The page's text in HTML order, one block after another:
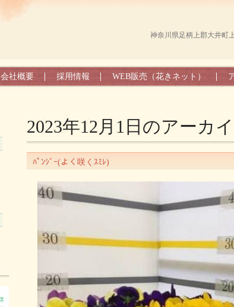
神奈川県足柄上郡大井町
会社概要 採用情報 WEB販売（花きネット）
2023年12月1日 のアーカ
ﾊﾟﾝｼﾞｰ(よく咲くｽﾐﾚ)